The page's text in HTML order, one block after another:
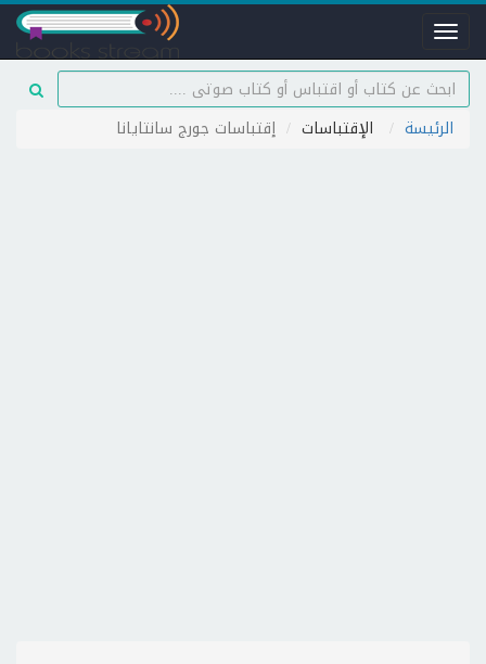
Toggle
navigation
الرئيسة الإقتباسات إقتباسات جورج سانتايانا